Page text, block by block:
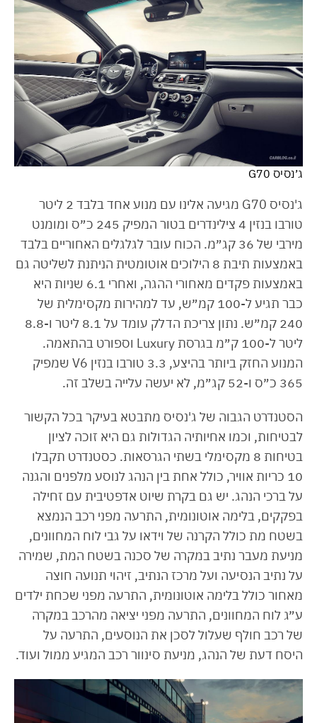
ג׳נסיס G70
ג'נסיס G70 מגיעה אלינו עם מנוע אחד בלבד 2 ליטר
טורבו בנזין 4 צילינדרים בטור המפיק 245 כ״ס ומומנט
מירבי של 36 קג״מ. הכוח עובר לגלגלים האחוריים בלבד
באמצעות תיבת 8 הילוכים אוטומטית הניתנת לשליטה גם
באמצעות פקדים מאחורי ההגה, ואחרי 6.1 שניות היא
כבר תגיע ל-100 קמ״ש, עד למהירות מקסימלית של
240 קמ״ש. נתון צריכת הדלק עומד על 8.1 ליטר ו-8.8
ליטר ל-100 ק״מ בגרסת Luxury וספורט בהתאמה.
המנוע החזק ביותר בהיצע, 3.3 טורבו בנזין V6 שמפיק
365 כ״ס ו-52 קג״מ, לא יעשה עלייה בשלב זה.
הסטנדרט הגבוה של ג'נסיס מתבטא בעיקר בכל הקשור
לבטיחות, וכמו אחיותיה הגדולות גם היא זוכה לציון
בטיחות 8 מקסימלי בשתי הגרסאות. כסטנדרט תקבלו
10 כריות אוויר, כולל אחת בין הנהג לנוסע מלפנים והגנה
על ברכי הנהג. יש גם בקרת שיוט אדפטיבית עם זחילה
בפקקים, בלימה אוטונומית, התרעה מפני רכב הנמצא
בשטח מת כולל הקרנה של וידאו על גבי לוח המחוונים,
מניעת מעבר נתיב במקרה של סכנה בשטח המת, שמירה
על נתיב הנסיעה ועל מרכז הנתיב, זיהוי תנועה חוצה
מאחור כולל בלימה אוטונומית, התרעה מפני שכחת ילדים
ע״ג לוח המחוונים, התרעה מפני יציאה מהרכב במקרה
של רכב חולף שעלול לסכן את הנוסעים, התרעה על
היסח דעת של הנהג, מניעת סינוור רכב המגיע ממול ועוד.